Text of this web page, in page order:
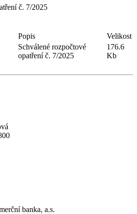
č. 7/2025
Popis
Velikost
Schválené rozpočtové
opatření č. 7/2025
176.6
Kb
banka, a.s.